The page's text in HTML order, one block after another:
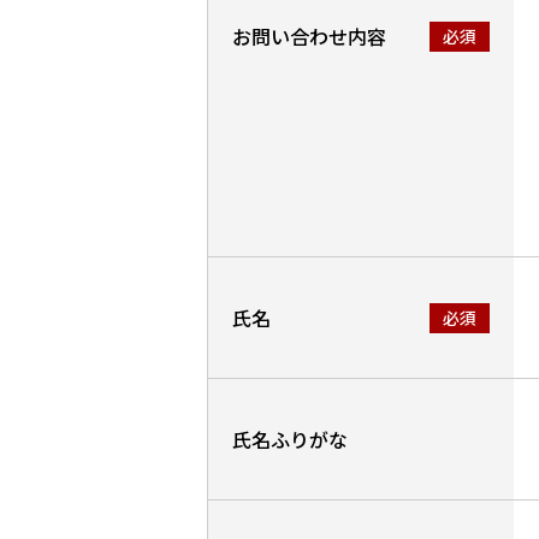
お問い合わせ内容
氏名
氏名ふりがな